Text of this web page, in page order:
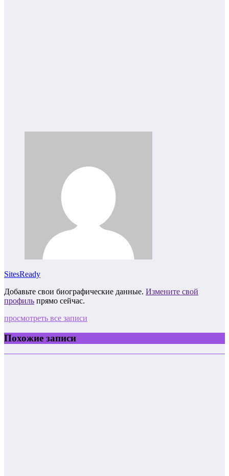
SitesReady
Добавьте свои биографические данные. Измените свой
профиль прямо сейчас.
просмотреть все записи
Похожие записи